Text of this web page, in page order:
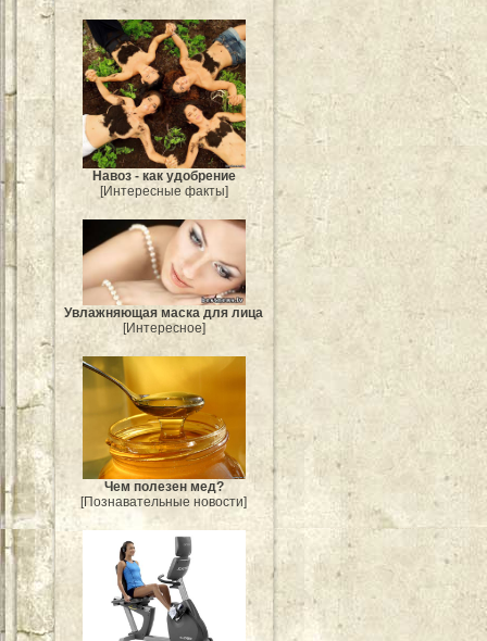
Навоз - как удобрение
[Интересные факты]
Увлажняющая маска для лица
[Интересное]
Чем полезен мед?
[Познавательные новости]